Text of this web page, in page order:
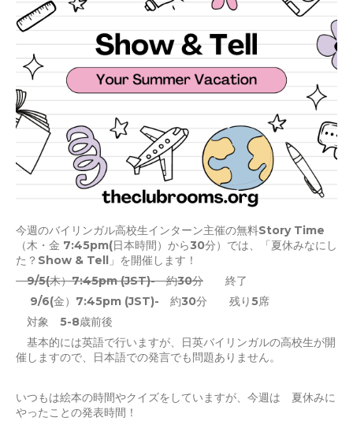
今週のバイリンガル高校生インターン主催の無料Story Time
（木・金 7:45pm(日本時間）から30分）では、「夏休みなにし
た？Show & Tell」を開催します！
9/5(木）7:45pm (JST)- 約30分 終了
9/6(金）7:45pm (JST)- 約30分 残り5席
対象 5-8歳前後
基本的には英語で行いますが、日英バイリンガルの高校生が開
催しますので、日本語での発言でも問題ありません。
いつもは絵本の時間やクイズをしていますが、今週は 夏休みに
やったことの発表時間！